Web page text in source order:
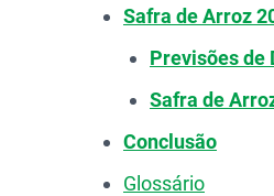
Safra de Arroz
Previsões de
Safra de
Conclusão
Glossário